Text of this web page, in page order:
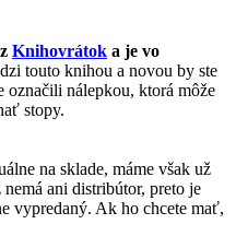
Knihovrátok a je vo
touto knihou a novou by ste
označili nálepkou, ktorá môže
stopy.
na sklade, máme však už
ani distribútor, preto je
vypredaný. Ak ho chcete mať,